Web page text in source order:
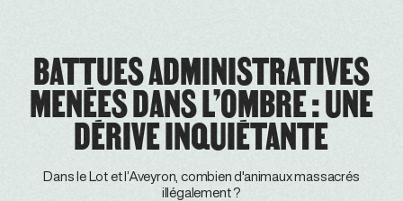
BATTUES ADMINISTRATIVES
MENÉES DANS L’OMBRE : UNE
DÉRIVE INQUIÉTANTE
Dans le Lot et l’Aveyron, combien d'animaux massacrés
illégalement ?